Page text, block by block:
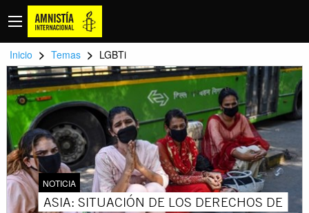
Inicio > Temas > LGBTi
NOTICIA
ASIA: SITUACIÓN DE LOS DERECHOS DE